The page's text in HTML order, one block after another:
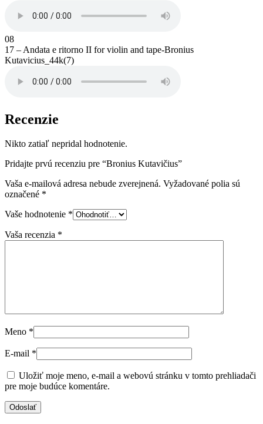
08
17 – Andata e ritorno II for violin and tape-Bronius
Kutavicius_44k(7)
Recenzie
Nikto zatiaľ nepridal hodnotenie.
Pridajte prvú recenziu pre “Bronius Kutavičius”
Vaša e-mailová adresa nebude zverejnená. Vyžadované polia sú
označené *
Vaše hodnotenie *
Vaša recenzia *
Meno *
E-mail *
Uložiť moje meno, e-mail a webovú stránku v tomto prehliadači
pre moje budúce komentáre.